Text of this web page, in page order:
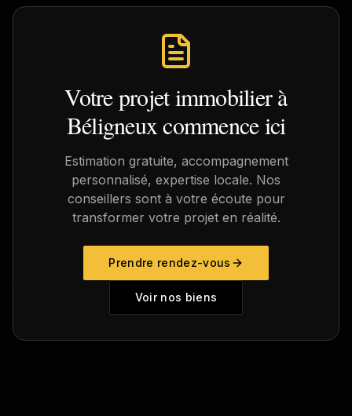
Votre projet immobilier à
Béligneuxcommence ici
Estimation gratuite, accompagnement
personnalisé, expertise locale. Nos
conseillers sont à votre écoute pour
transformer votre projet en réalité.
Prendre rendez-vous
Voir nos biens